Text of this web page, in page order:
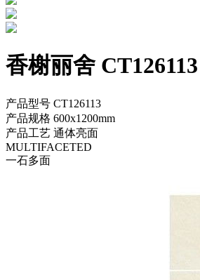
香榭丽舍 CT126113
产品型号 CT126113
产品规格 600x1200mm
产品工艺 通体亮面
MULTIFACETED
一石多面